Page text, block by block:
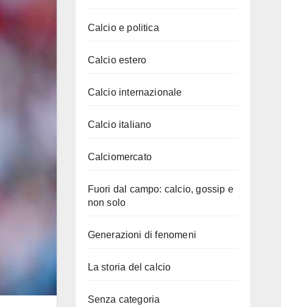
Calcio e politica
Calcio estero
Calcio internazionale
Calcio italiano
Calciomercato
Fuori dal campo: calcio, gossip e
non solo
Generazioni di fenomeni
La storia del calcio
Senza categoria